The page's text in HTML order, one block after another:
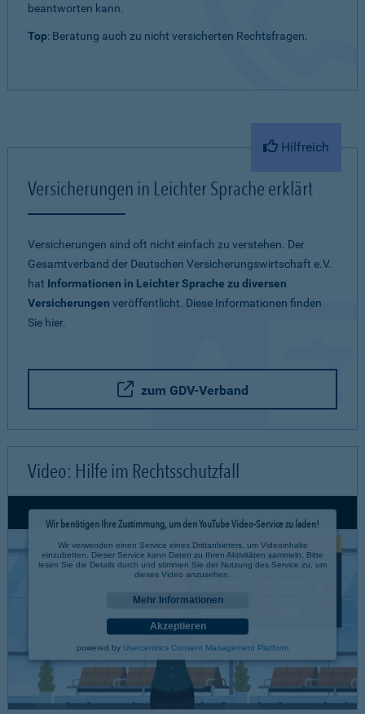
beantworten kann.
Top: Beratung auch zu nicht versicherten Rechtsfragen.
Hilfreich
Versicherungen in Leichter Sprache erklärt
Versicherungen sind oft nicht einfach zu verstehen. Der
Gesamtverband der Deutschen Versicherungswirtschaft e.V.
hat Informationen in Leichter Sprache zu diversen
Versicherungen veröffentlicht. Diese Informationen finden
Sie hier.
zum GDV-Verband
Video: Hilfe im Rechtsschutzfall
Wir benötigen Ihre Zustimmung, um den YouTube Video-Service zu laden!
Wir verwenden einen Service eines Drittanbieters, um Videoinhalte
einzubetten. Dieser Service kann Daten zu Ihren Aktivitäten sammeln. Bitte
lesen Sie die Details durch und stimmen Sie der Nutzung des Service zu, um
dieses Video anzusehen.
Mehr Informationen
Akzeptieren
powered by Usercentrics Consent Management Platform